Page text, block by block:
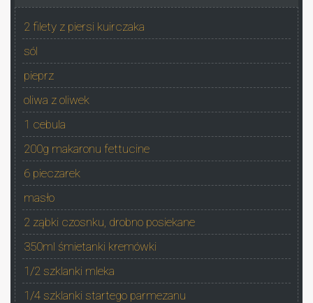
2 filety z piersi kuirczaka
sól
pieprz
oliwa z oliwek
1 cebula
200g makaronu fettucine
6 pieczarek
masło
2 ząbki czosnku, drobno posiekane
350ml śmietanki kremówki
1/2 szklanki mleka
1/4 szklanki startego parmezanu